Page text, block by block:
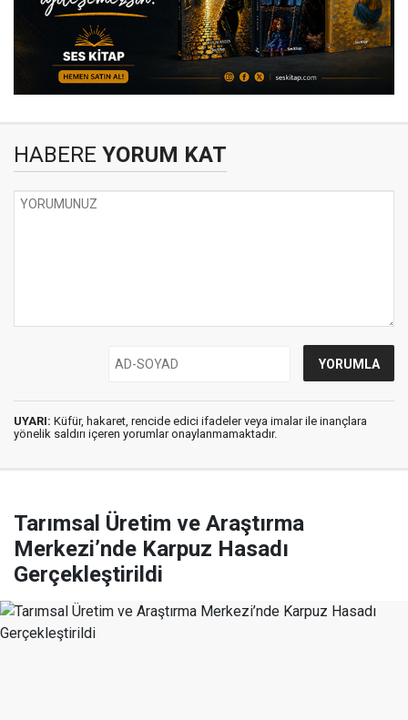
HABERE YORUM KAT
UYARI: Küfür, hakaret, rencide edici ifadeler veya imalar ile inançlara
yönelik saldırı içeren yorumlar onaylanmamaktadır.
Tarımsal Üretim ve Araştırma
Merkezi’nde Karpuz Hasadı
Gerçekleştirildi